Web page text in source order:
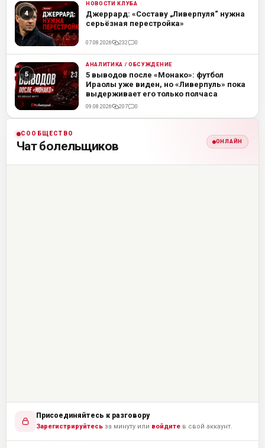
ML НОВОСТИ КЛУБА
Джеррард: «Составу „Ливерпуля“ нужна
серьёзная перестройка»
07.08.2026 232 0
ML АНАЛИТИКА / ОБСУЖДЕНИЕ
5 выводов после «Монако»: футбол
Ираолы уже виден, но «Ливерпуль» пока
выдерживает его только полчаса
09.08.2026 207 0
СООБЩЕСТВО
Чат болельщиков ОНЛАЙН
Присоединяйтесь к разговору
Зарегистрируйтесь за минуту или войдите в свой аккаунт.